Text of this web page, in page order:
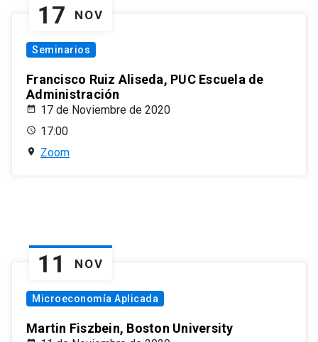
17 NOV
Seminarios
Francisco Ruiz Aliseda, PUC Escuela de
Administración
17 de Noviembre de 2020
17:00
Zoom
11 NOV
Microeconomía Aplicada
Martin Fiszbein, Boston University